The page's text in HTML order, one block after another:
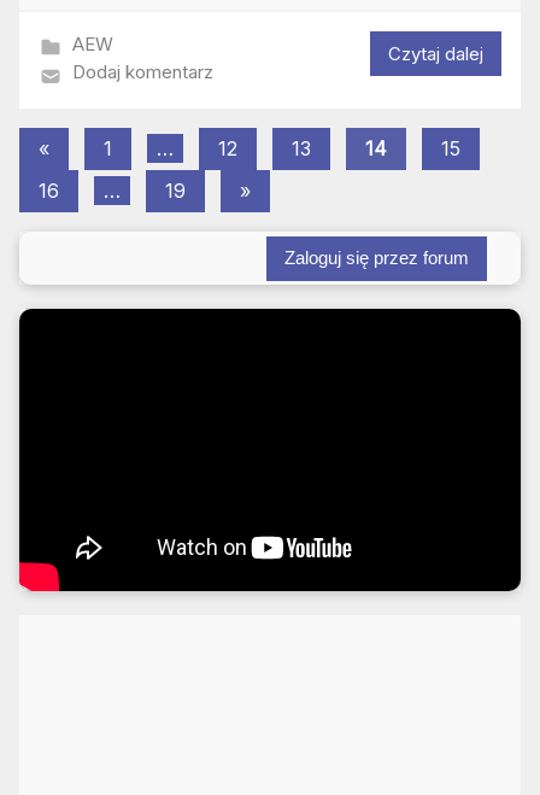
AEW
Dodaj komentarz
Czytaj dalej
Stronicowanie
wpisów
«Poprzednie
wpisy
1 … 12 13 14
15
16
… 19
Następne
wpisy
»
Zaloguj się przez forum